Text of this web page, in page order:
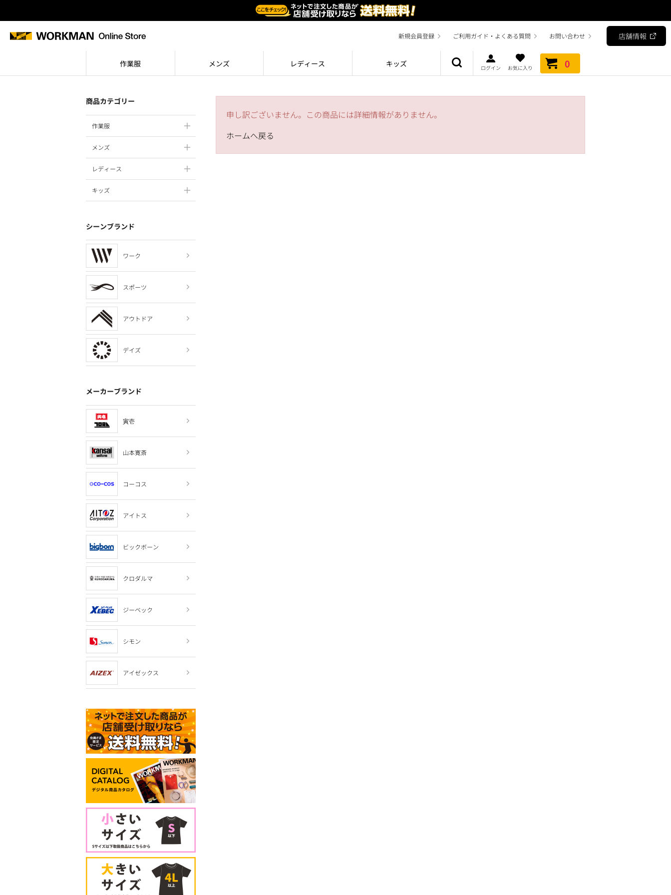
新規会員登録 ご利用ガイド・よくある質問 お問い合わせ 店舗情報
作業服 メンズ レディース キッズ ログイン お気に入り 0
商品カテゴリー
作業服
メンズ
レディース
キッズ
シーンブランド
ワーク
スポーツ
アウトドア
デイズ
メーカーブランド
寅壱
山本寛斎
コーコス
アイトス
ビックボーン
クロダルマ
ジーベック
シモン
アイゼックス
申し訳ございません。この商品には詳細情報がありません。
ホームへ戻る